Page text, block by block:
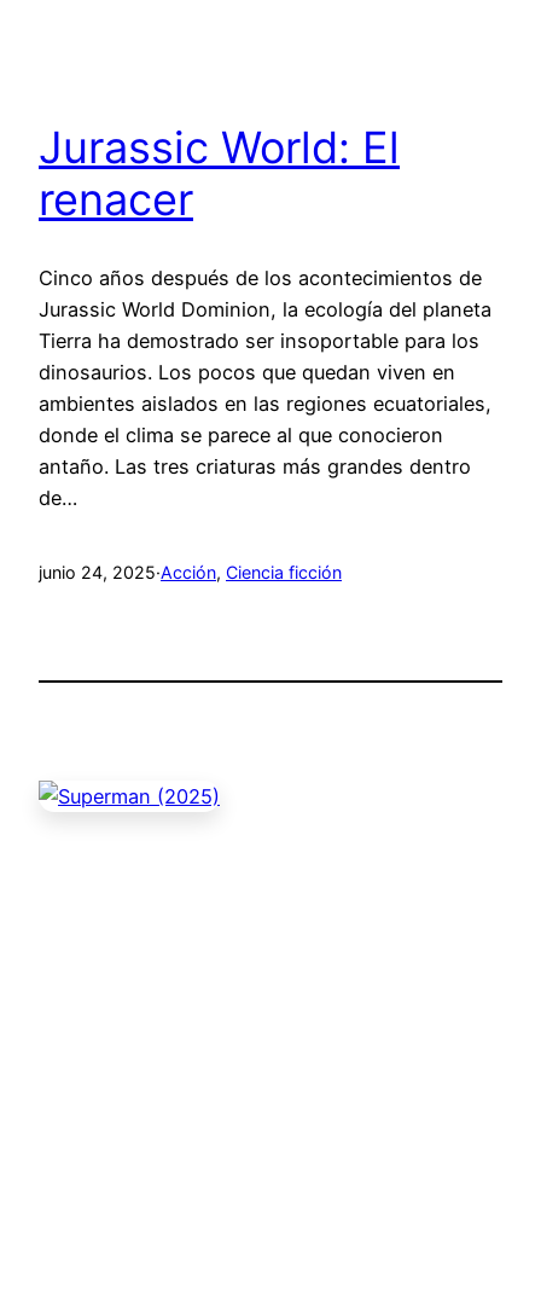
Jurassic World: El
renacer
Cinco años después de los acontecimientos de
Jurassic World Dominion, la ecología del planeta
Tierra ha demostrado ser insoportable para los
dinosaurios. Los pocos que quedan viven en
ambientes aislados en las regiones ecuatoriales,
donde el clima se parece al que conocieron
antaño. Las tres criaturas más grandes dentro
de…
junio 24, 2025·Acción, Ciencia ficción